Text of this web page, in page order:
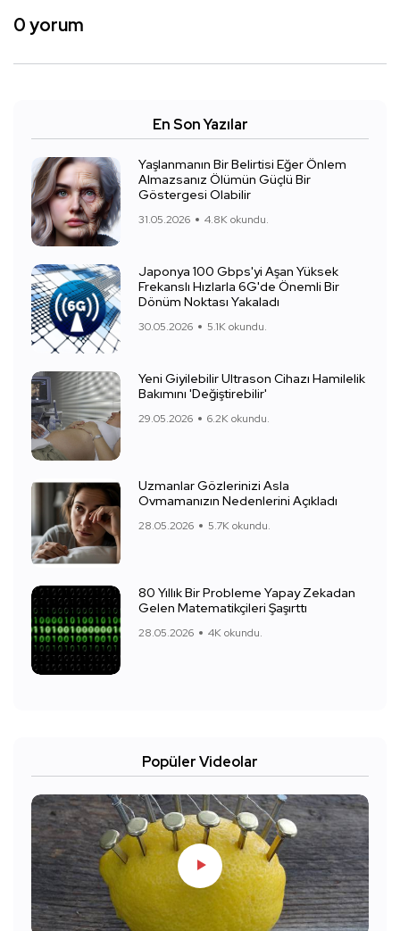
0 yorum
En Son Yazılar
Yaşlanmanın Bir Belirtisi Eğer Önlem
Almazsanız Ölümün Güçlü Bir
Göstergesi Olabilir
31.05.2026 4.8K okundu.
Japonya 100 Gbps'yi Aşan Yüksek
Frekanslı Hızlarla 6G'de Önemli Bir
Dönüm Noktası Yakaladı
30.05.2026 5.1K okundu.
Yeni Giyilebilir Ultrason Cihazı Hamilelik
Bakımını 'Değiştirebilir'
29.05.2026 6.2K okundu.
Uzmanlar Gözlerinizi Asla
Ovmamanızın Nedenlerini Açıkladı
28.05.2026 5.7K okundu.
80 Yıllık Bir Probleme Yapay Zekadan
Gelen Matematikçileri Şaşırttı
28.05.2026 4K okundu.
Popüler Videolar